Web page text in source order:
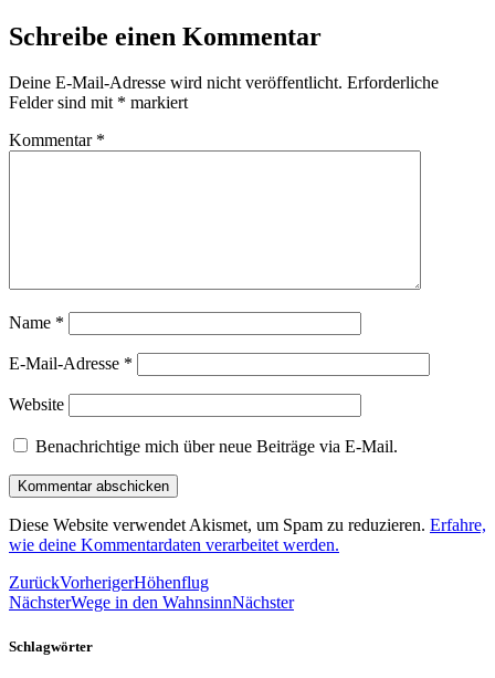
Schreibe einen Kommentar
Deine E-Mail-Adresse wird nicht veröffentlicht. Erforderliche
Felder sind mit * markiert
Kommentar *
Name *
E-Mail-Adresse *
Website
Benachrichtige mich über neue Beiträge via E-Mail.
Diese Website verwendet Akismet, um Spam zu reduzieren. Erfahre,
wie deine Kommentardaten verarbeitet werden.
ZurückVorherigerHöhenflug
NächsterWege in den WahnsinnNächster
Schlagwörter